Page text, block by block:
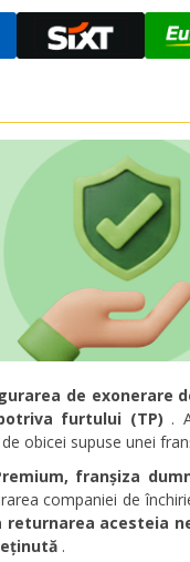
de exonerare
furtului (TP) .
obicei supuse unei
franșiza
companiei de
returnarea acesteia
.